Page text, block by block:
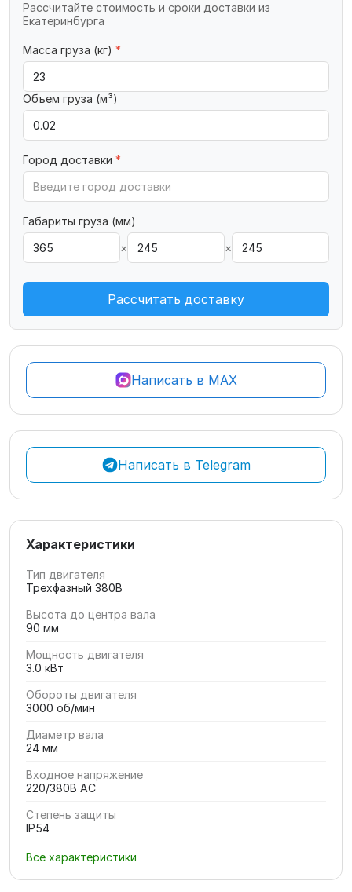
Рассчитайте стоимость и сроки доставки из
Екатеринбурга
Масса груза (кг) *
Объем груза (м³)
Город доставки *
Габариты груза (мм)
×
×
Рассчитать доставку
Написать в MAX
Написать в Telegram
Характеристики
Тип двигателя
Трехфазный 380В
Высота до центра вала
90 мм
Мощность двигателя
3.0 кВт
Обороты двигателя
3000 об/мин
Диаметр вала
24 мм
Входное напряжение
220/380В AC
Степень защиты
IP54
Все характеристики